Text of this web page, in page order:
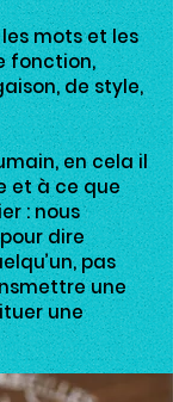
les mots et les
fonction,
de style,
en cela il
et à ce que
: nous
dire
pas
une
une